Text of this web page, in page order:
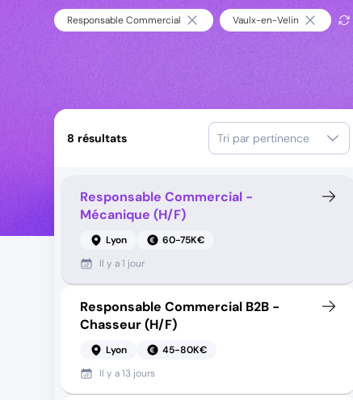
Responsable Commercial Vaulx-en-Velin
8 résultats Tri par pertinence
Responsable Commercial -
Mécanique (H/F)
Lyon
60-75K€
Il y a1 jour
Responsable Commercial B2B -
Chasseur (H/F)
Lyon
45-80K€
Il y a13 jours